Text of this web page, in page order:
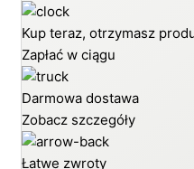
Kup teraz, otrzymasz
Zapłać w ciągu
Darmowa dostawa
Zobacz szczegóły
Łatwe zwroty